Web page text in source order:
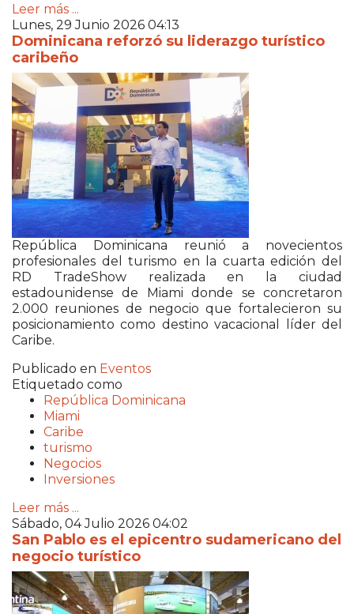
Leer más ...
Lunes, 29 Junio 2026 04:13
Dominicana reforzó su liderazgo turístico
caribeño
República Dominicana reunió a novecientos
profesionales del turismo en la cuarta edición del
RD TradeShow realizada en la ciudad
estadounidense de Miami donde se concretaron
2.000 reuniones de negocio que fortalecieron su
posicionamiento como destino vacacional líder del
Caribe.
Publicado en Eventos
Etiquetado como
República Dominicana
Miami
Caribe
turismo
Negocios
Inversiones
Leer más ...
Sábado, 04 Julio 2026 04:02
San Pablo es el epicentro sudamericano del
negocio turístico